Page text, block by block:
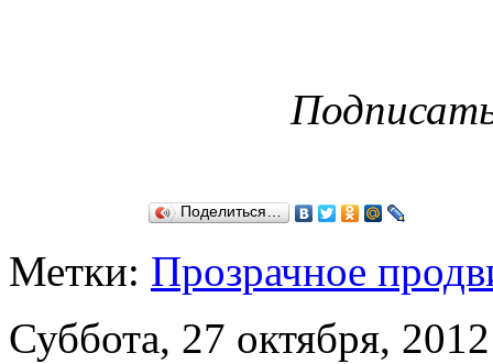
Поделиться…
Метки: Прозрачное
Суббота, 27 октября, 2012